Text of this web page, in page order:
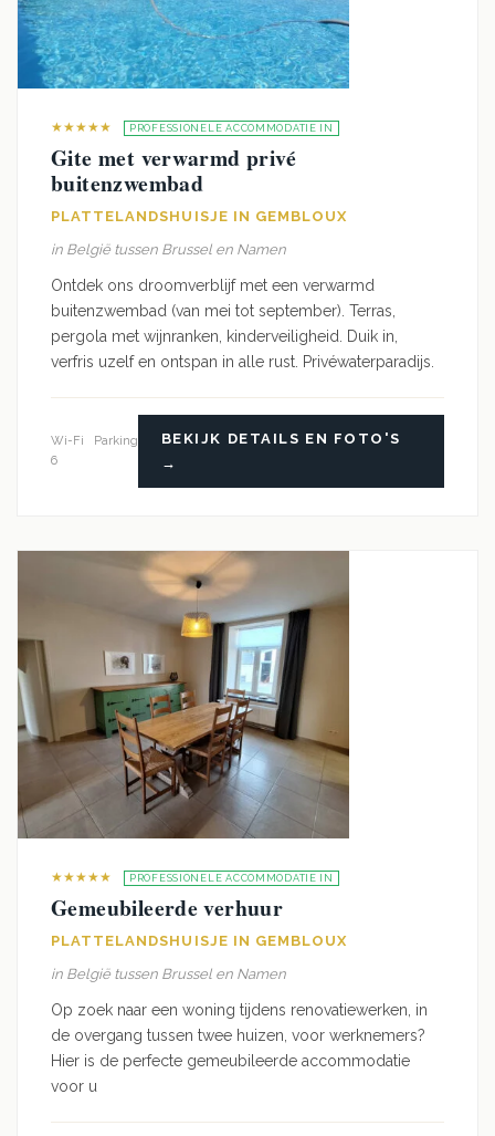
★★★★★ PROFESSIONELE ACCOMMODATIE IN
Gite met verwarmd privé
buitenzwembad
PLATTELANDSHUISJE IN GEMBLOUX
in België tussen Brussel en Namen
Ontdek ons droomverblijf met een verwarmd
buitenzwembad (van mei tot september). Terras,
pergola met wijnranken, kinderveiligheid. Duik in,
verfris uzelf en ontspan in alle rust. Privéwaterparadijs.
Wi-Fi
6
Parking
BEKIJK DETAILS EN FOTO'S
→
★★★★★ PROFESSIONELE ACCOMMODATIE IN
Gemeubileerde verhuur
PLATTELANDSHUISJE IN GEMBLOUX
in België tussen Brussel en Namen
Op zoek naar een woning tijdens renovatiewerken, in
de overgang tussen twee huizen, voor werknemers?
Hier is de perfecte gemeubileerde accommodatie
voor u